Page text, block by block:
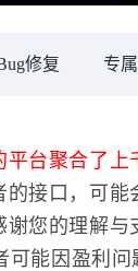
修复 专
平台聚合了上
的接口，可能
您的理解与
可能因盈利问